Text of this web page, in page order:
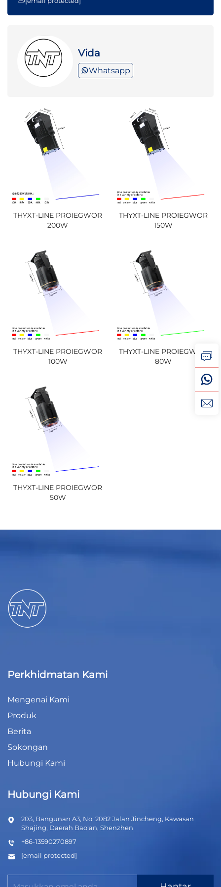
Vida
Whatsapp
THYXT-LINE PROIEGWOR
200W
THYXT-LINE PROIEGWOR
150W
THYXT-LINE PROIEGWOR
100W
THYXT-LINE PROIEGWOR
80W
THYXT-LINE PROIEGWOR
50W
Perkhidmatan Kami
Mengenai Kami
Produk
Berita
Sokongan
Hubungi Kami
Hubungi Kami
203, Bangunan A3, No. 2082 Jalan Jincheng, Kawasan
Shajing, Daerah Bao'an, Shenzhen
+86-13590270897
[email protected]